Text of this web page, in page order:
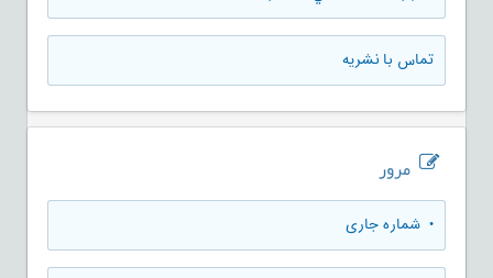
تماس با نشریه
مرور
• شماره جاری